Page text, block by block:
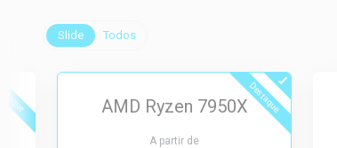
Slide Todos
Destaque
AMD Ryzen 7950X
A partir de